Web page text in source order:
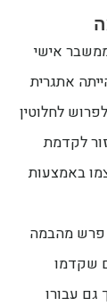
אישי
אתגרית
לחלוטין
לקדמת
באמצעות
פרש מהבמה
בשנים שקדמו
גם עבורו